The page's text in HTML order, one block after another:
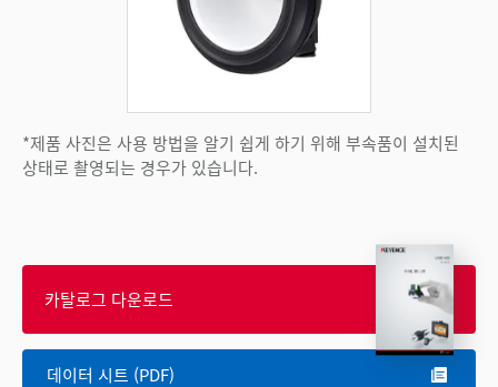
*제품 사진은 사용 방법을 알기 쉽게 하기 위해 부속품이 설치된
상태로 촬영되는 경우가 있습니다.
카탈로그 다운로드
데이터 시트 (PDF)